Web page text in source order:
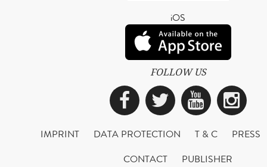
iOS
FOLLOW US
Facebook
Twitter
IMPRINT DATA PROTECTION T & C
PRESS
CONTACT
PUBLISHER